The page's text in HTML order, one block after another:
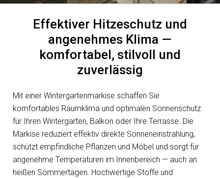
Effektiver Hitzeschutz und
angenehmes Klima —
komfortabel, stilvoll und
zuverlässig
Mit einer Wintergartenmarkise schaffen Sie
komfortables Raumklima und optimalen Sonnenschutz
für Ihren Wintergarten, Balkon oder Ihre Terrasse. Die
Markise reduziert effektiv direkte Sonneneinstrahlung,
schützt empfindliche Pflanzen und Möbel und sorgt für
angenehme Temperaturen im Innenbereich — auch an
heißen Sommertagen. Hochwertige Stoffe und